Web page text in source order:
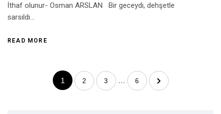
İthaf olunur- Osman ARSLAN Bir geceydi, dehşetle
sarsıldı...
READ MORE
1 2 3 … 6